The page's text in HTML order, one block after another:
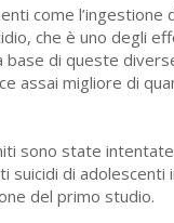
come
che è uno degli
di queste
assai migliore di
sono state
di
del primo studio.